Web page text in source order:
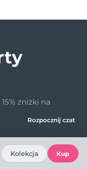
zniżki na
Rozpocznij czat
Kolekcja Kup